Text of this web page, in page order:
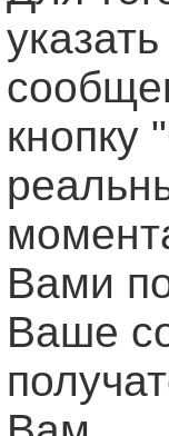
кнопку
Вами
Ваше